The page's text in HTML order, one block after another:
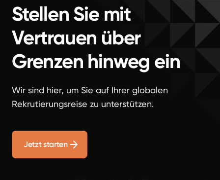
Stellen Sie mit
Vertrauen über
Grenzen hinweg ein
Wir sind hier, um Sie auf Ihrer globalen
Rekrutierungsreise zu unterstützen.
Jetzt starten